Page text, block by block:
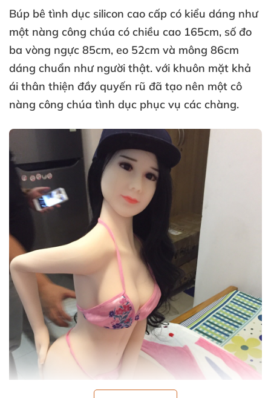
Búp bê tình dục silicon cao cấp có kiểu dáng như
một nàng công chúa có chiều cao 165cm, số đo
ba vòng ngực 85cm, eo 52cm và mông 86cm
dáng chuẩn như người thật. với khuôn mặt khả
ái thân thiện đầy quyến rũ đã tạo nên một cô
nàng công chúa tình dục phục vụ các chàng.